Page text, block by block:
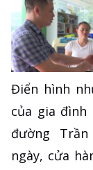
Điển hình
của gia đình
đường
ngày, cửa